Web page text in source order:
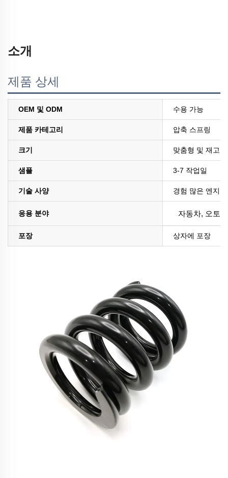
소개
제품 상세
OEM 및 ODM 수용 가능
제품 카테고리 압축 스프링
크기 맞춤형 및 재고
샘플 3-7 작업일
기술 사양 경험 많은 엔지
응용 분야 자동차, 오토
포장 상자에 포장